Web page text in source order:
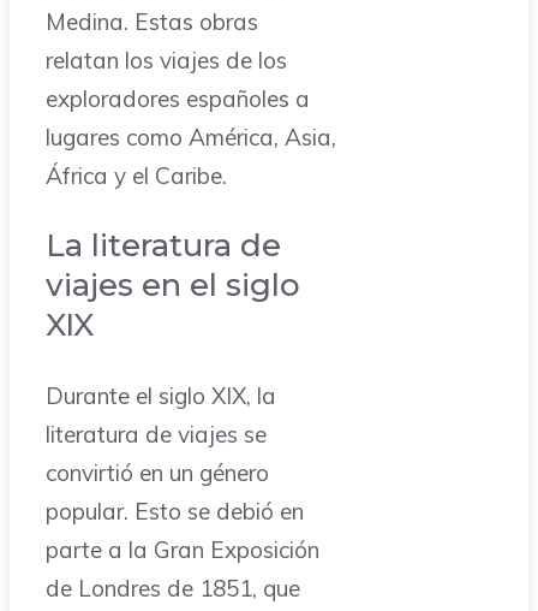
Medina. Estas obras
relatan los viajes de los
exploradores españoles a
lugares como América, Asia,
África y el Caribe.
La literatura de
viajes en el siglo
XIX
Durante el siglo XIX, la
literatura de viajes se
convirtió en un género
popular. Esto se debió en
parte a la Gran Exposición
de Londres de 1851, que